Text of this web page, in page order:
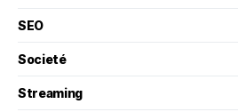
SEO
Societé
Streaming